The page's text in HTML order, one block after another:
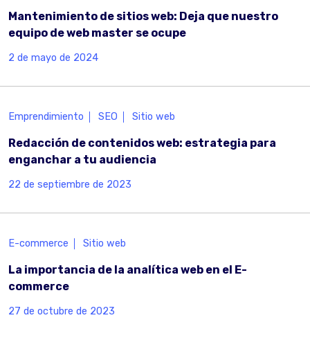
Mantenimiento de sitios web: Deja que nuestro
equipo de web master se ocupe
2 de mayo de 2024
Emprendimiento SEO Sitio web
Redacción de contenidos web: estrategia para
enganchar a tu audiencia
22 de septiembre de 2023
E-commerce Sitio web
La importancia de la analítica web en el E-
commerce
27 de octubre de 2023